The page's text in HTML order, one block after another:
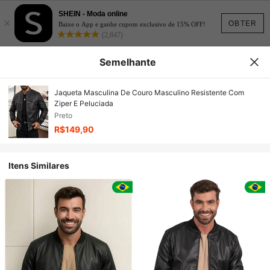
OBTER
×
SHEIN - Moda online
Baixe o App e ganhe cupom exclusivo de 15% OFF!
(2,847)
Semelhante
Jaqueta Masculina De Couro Masculino Resistente Com
Ziper E Peluciada
Preto
R$149,90
Itens Similares